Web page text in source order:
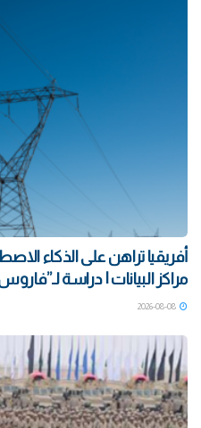
أفريقيا تراهن على الذكاء
مراكز البيانات | دراسة